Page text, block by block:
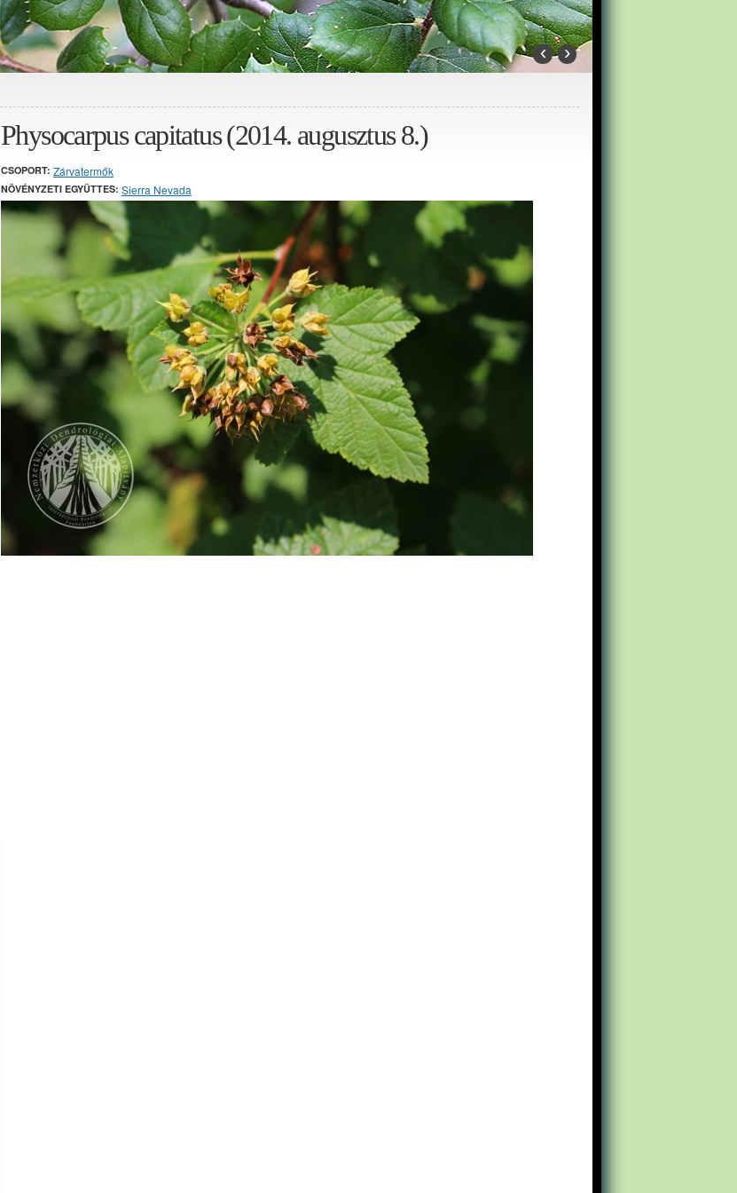
‹ ›
Physocarpus capitatus (2014. augusztus 8.)
CSOPORT: Zárvatermők
NÖVÉNYZETI EGYÜTTES: Sierra Nevada